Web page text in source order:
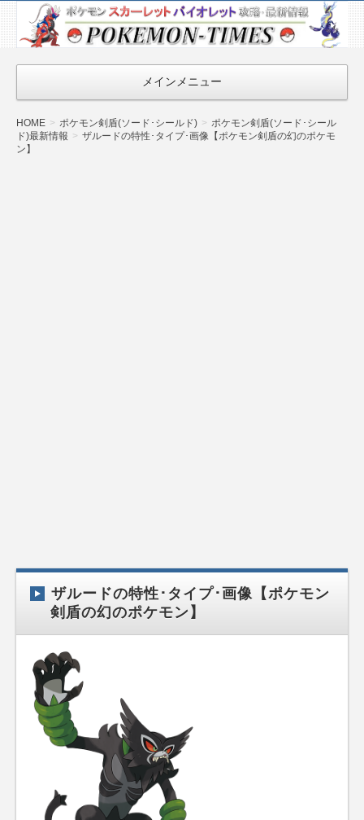
ポケモン最新
情報まとめ
『POKEMON-
TIMES』
メインメニュー
HOME ポケモン剣盾(ソード･シールド)
ポケモン剣盾(ソード･シール
ド)最新情報
ザルードの特性･タイプ･画像【ポケモン剣盾の幻のポケモ
ン】
ザルードの特性･タイプ･画像【ポケモン
剣盾の幻のポケモン】